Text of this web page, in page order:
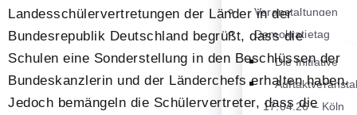
Veranstaltungen
Demokratietag
Die Initiative
17.04.26 – Köln
Landesschülervertretungen der Länder in der
Bundesrepublik Deutschland begrüßt, dass die
Schulen eine Sonderstellung in den Beschlüssen der
Bundeskanzlerin und der Länderchefs erhalten haben.
Jedoch bemängeln die Schülervertreter, dass die